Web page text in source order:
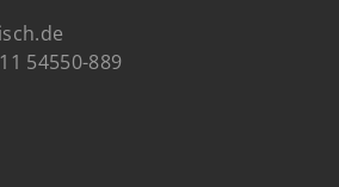
54550-889